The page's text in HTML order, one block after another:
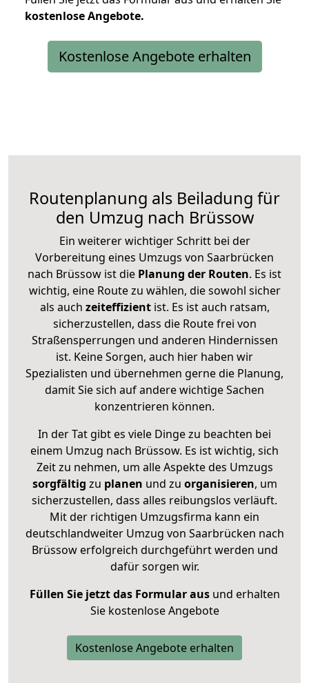
kostenloseAngebote.
Kostenlose Angebote erhalten
Routenplanung als Beiladung für
den Umzug nach Brüssow
Ein weiterer wichtiger Schritt bei der
Vorbereitung eines Umzugs von Saarbrücken
nach Brüssow ist die Planung der Routen. Es ist
wichtig, eine Route zu wählen, die sowohl sicher
als auch zeiteffizientist. Es ist auch ratsam,
sicherzustellen, dass die Route frei von
Straßensperrungen und anderen Hindernissen
ist. Keine Sorgen, auch hier haben wir
Spezialisten und übernehmen gerne die Planung,
damit Sie sich auf andere wichtige Sachen
konzentrieren können.
In der Tat gibt es viele Dinge zu beachten bei
einem Umzug nach Brüssow. Es ist wichtig, sich
Zeit zu nehmen, um alle Aspekte des Umzugs
sorgfältig zu planen und zu organisieren, um
sicherzustellen, dass alles reibungslos verläuft.
Mit der richtigen Umzugsfirma kann ein
deutschlandweiter Umzug von Saarbrücken nach
Brüssow erfolgreich durchgeführt werden und
dafür sorgen wir.
Füllen Sie jetzt das Formular ausund erhalten
Sie kostenlose Angebote
Kostenlose Angebote erhalten